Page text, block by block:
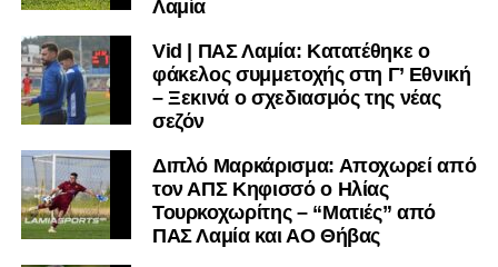
Λαμία
Vid | ΠΑΣ Λαμία: Κατατέθηκε ο
φάκελος συμμετοχής στη Γ’ Εθνική
– Ξεκινά ο σχεδιασμός της νέας
σεζόν
Διπλό Μαρκάρισμα: Αποχωρεί από
τον ΑΠΣ Κηφισσό ο Ηλίας
Τουρκοχωρίτης – “Ματιές” από
ΠΑΣ Λαμία και ΑΟ Θήβας